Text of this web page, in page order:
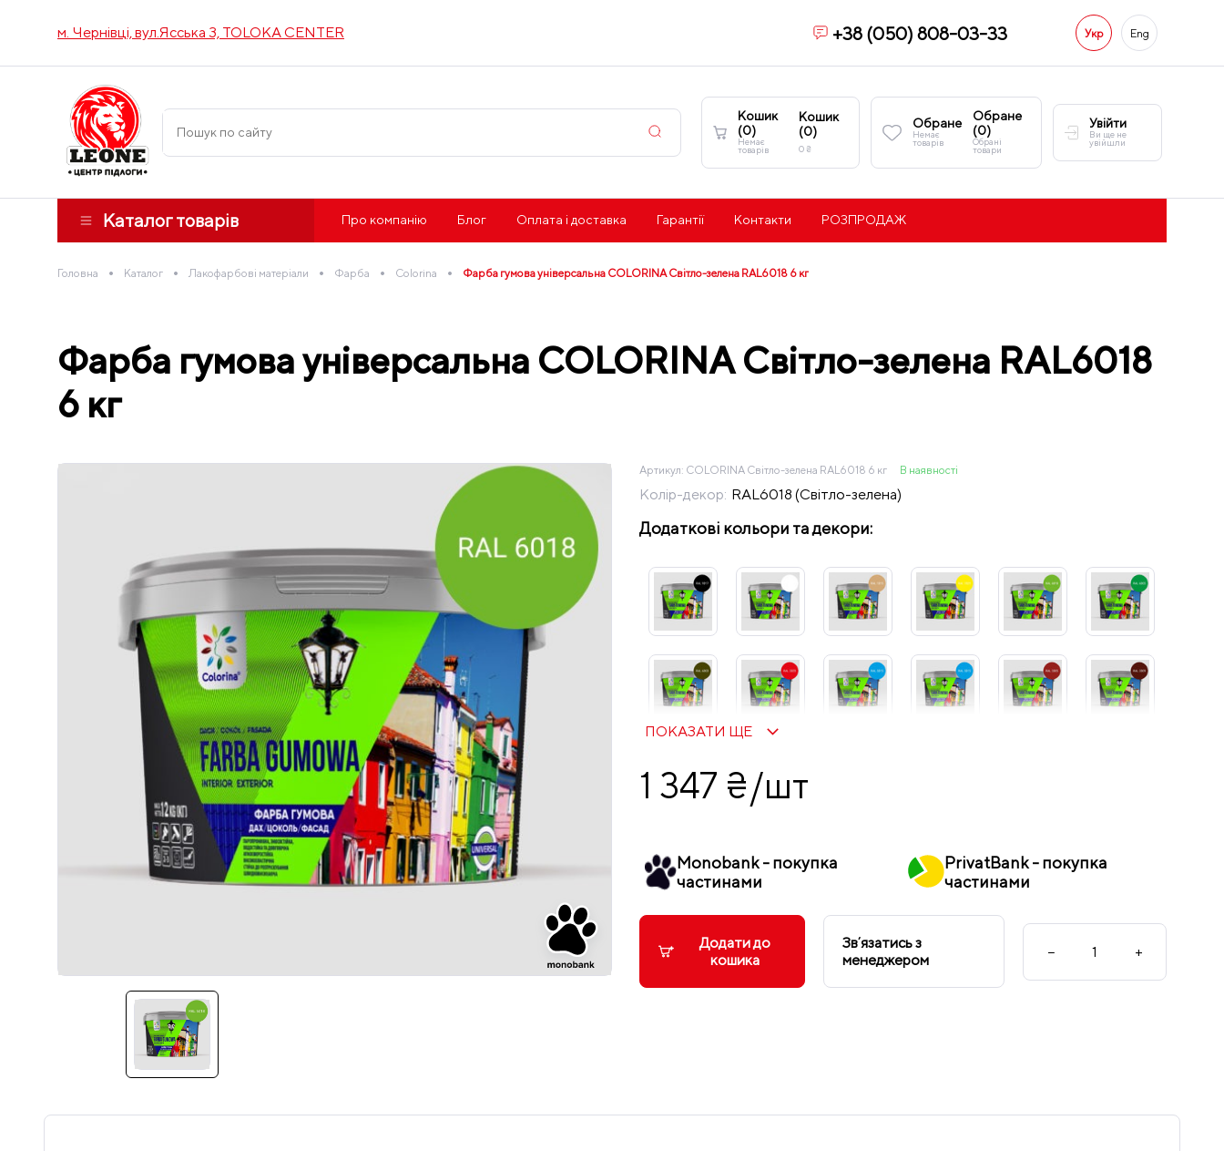
м. Чернівці, вул.Ясська 3, TOLOKA CENTER +38 (050) 808-03-33 Укр Eng
Кошик
(0)
Немає
товарів
Кошик
(0)
0₴
Обране
Немає
товарів
Обране
(0)
Обрані
товари
Увійти
Ви ще не
увійшли
Каталог товарів Про компанію Блог Оплата і доставка Гарантії Контакти РОЗПРОДАЖ
Головна • Каталог • Лакофарбові матеріали • Фарба • Colorina • Фарба гумова універсальна COLORINA Світло-зелена RAL6018 6 кг
Фарба гумова універсальна COLORINA Світло-зелена RAL6018
6 кг
Артикул: COLORINA Світло-зелена RAL6018 6 кг В наявності
Колір-декор: RAL6018 (Світло-зелена)
Додаткові кольори та декори:
ПОКАЗАТИ ЩЕ
1 347 ₴/шт
Monobank - покупка
частинами
PrivatBank - покупка
частинами
Додати до
кошика
Звʼязатись з
менеджером
− +